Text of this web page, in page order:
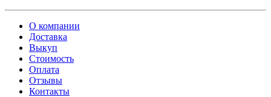
О компании
Доставка
Выкуп
Стоимость
Оплата
Отзывы
Контакты